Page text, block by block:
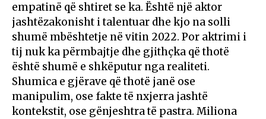
empatinë që shtiret se ka. Është një aktor
jashtëzakonisht i talentuar dhe kjo na solli
shumë mbështetje në vitin 2022. Por aktrimi i
tij nuk ka përmbajtje dhe gjithçka që thotë
është shumë e shkëputur nga realiteti.
Shumica e gjërave që thotë janë ose
manipulim, ose fakte të nxjerra jashtë
kontekstit, ose gënjeshtra të pastra. Miliona